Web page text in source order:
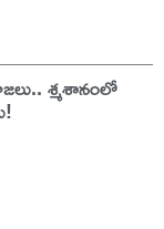
శ్మశానంలో